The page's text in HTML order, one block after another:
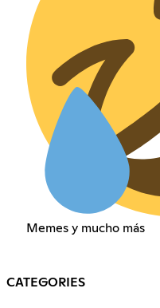
Memes y mucho más
CATEGORIES